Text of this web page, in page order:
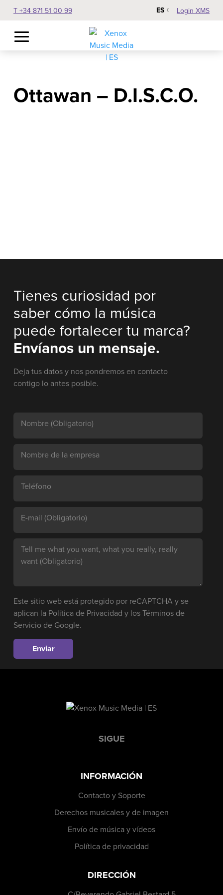
T +34 871 51 00 99 ES Login XMS
Ottawan – D.I.S.C.O.
Tienes curiosidad por
saber cómo la música
puede fortalecer tu marca?
Envíanos un mensaje.
Deja tus datos y nos pondremos en contacto
contigo lo antes posible.
Nombre (Obligatorio)
Nombre de la empresa
Teléfono
E-mail (Obligatorio)
Tell me what you want, what you really, really
want (Obligatorio)
Este sitio web está protegido por reCAPTCHA y se
aplican la Política de Privacidad y losTérminos de
Servicio de Google.
SIGUE
INFORMACIÓN
Contacto y Soporte
Derechos musicales y de imagen
Envío de música y vídeos
Política de privacidad
DIRECCIÓN